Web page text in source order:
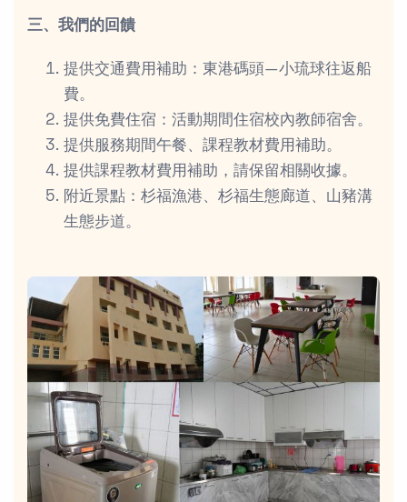
三、我們的回饋
提供交通費用補助：東港碼頭—小琉球往返船
費。
提供免費住宿：活動期間住宿校內教師宿舍。
提供服務期間午餐、課程教材費用補助。
提供課程教材費用補助，請保留相關收據。
附近景點：杉福漁港、杉福生態廊道、山豬溝
生態步道。